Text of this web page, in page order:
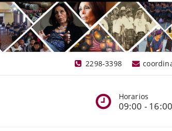
2298-3398
Horarios
09:00 - 16:00